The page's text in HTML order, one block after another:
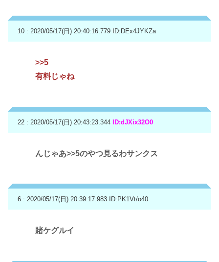
10 : 2020/05/17(日) 20:40:16.779 ID:DEx4JYKZa
>>5
有料じゃね
22 : 2020/05/17(日) 20:43:23.344 ID:dJXix32O0
んじゃあ>>5のやつ見るわサンクス
6 : 2020/05/17(日) 20:39:17.983 ID:PK1Vt/o40
賭ケグルイ